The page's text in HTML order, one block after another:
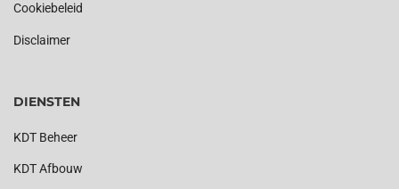
Cookiebeleid
Disclaimer
DIENSTEN
KDT Beheer
KDT Afbouw